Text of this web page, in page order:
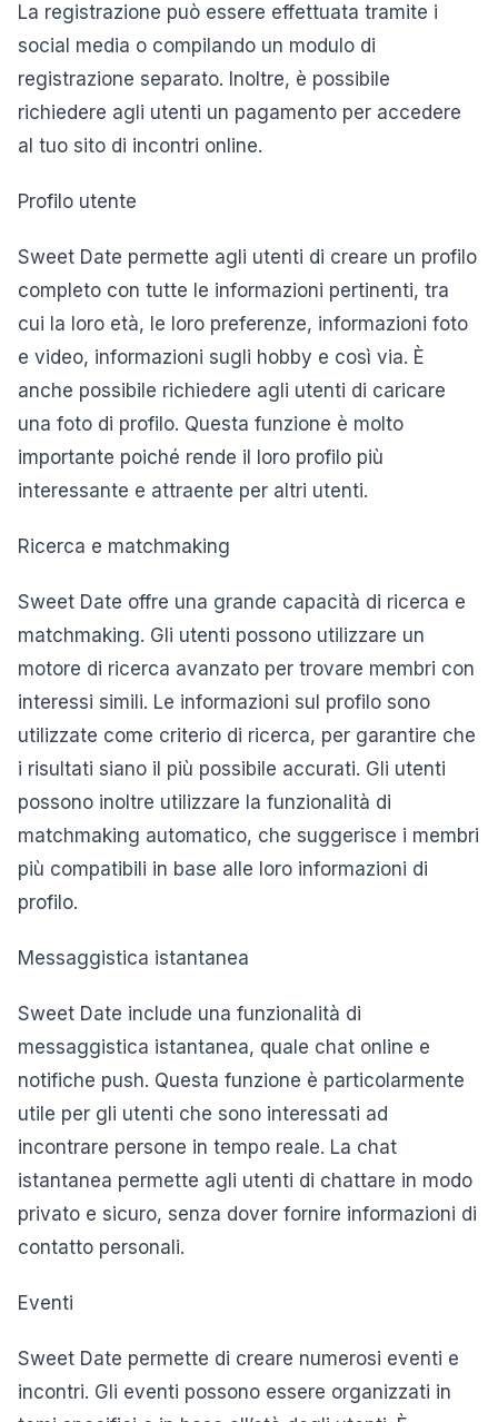
La registrazione può essere effettuata tramite i
social media o compilando un modulo di
registrazione separato. Inoltre, è possibile
richiedere agli utenti un pagamento per accedere
al tuo sito di incontri online.
Profilo utente
Sweet Date permette agli utenti di creare un profilo
completo con tutte le informazioni pertinenti, tra
cui la loro età, le loro preferenze, informazioni foto
e video, informazioni sugli hobby e così via. È
anche possibile richiedere agli utenti di caricare
una foto di profilo. Questa funzione è molto
importante poiché rende il loro profilo più
interessante e attraente per altri utenti.
Ricerca e matchmaking
Sweet Date offre una grande capacità di ricerca e
matchmaking. Gli utenti possono utilizzare un
motore di ricerca avanzato per trovare membri con
interessi simili. Le informazioni sul profilo sono
utilizzate come criterio di ricerca, per garantire che
i risultati siano il più possibile accurati. Gli utenti
possono inoltre utilizzare la funzionalità di
matchmaking automatico, che suggerisce i membri
più compatibili in base alle loro informazioni di
profilo.
Messaggistica istantanea
Sweet Date include una funzionalità di
messaggistica istantanea, quale chat online e
notifiche push. Questa funzione è particolarmente
utile per gli utenti che sono interessati ad
incontrare persone in tempo reale. La chat
istantanea permette agli utenti di chattare in modo
privato e sicuro, senza dover fornire informazioni di
contatto personali.
Eventi
Sweet Date permette di creare numerosi eventi e
incontri. Gli eventi possono essere organizzati in